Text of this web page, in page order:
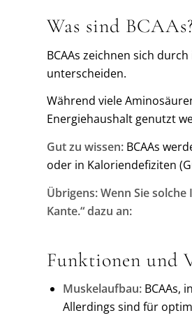
Was sind
BCAAs zeichnen sich
unterscheiden.
Während viele
Energiehaushalt genutzt
Gut zu wissen: BCAAs
oder in Kaloriendefiziten
Übrigens: Wenn Sie
Kante.“ dazu an:
Funktionen und
Muskelaufbau: BCAAs,
Allerdings sind für